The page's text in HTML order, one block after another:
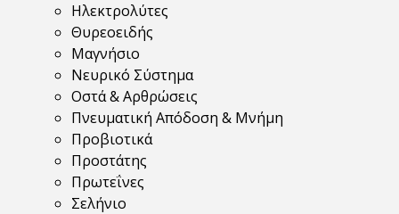
Ηλεκτρολύτες
Θυρεοειδής
Μαγνήσιο
Νευρικό Σύστημα
Οστά & Αρθρώσεις
Πνευματική Απόδοση & Μνήμη
Προβιοτικά
Προστάτης
Πρωτεΐνες
Σελήνιο